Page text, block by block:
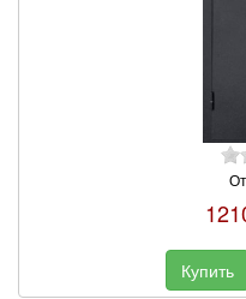
Купить